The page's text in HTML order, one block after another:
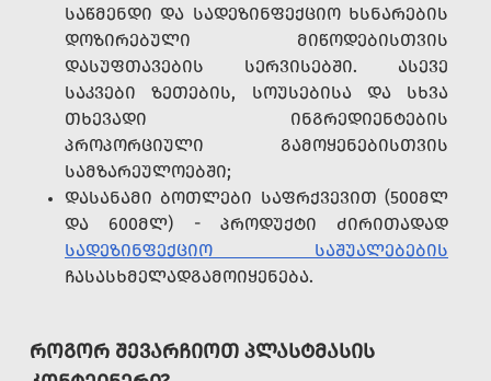
ᲡᲐᲬᲛᲔᲜᲓᲘ ᲓᲐ ᲡᲐᲓᲔᲖᲘᲜᲤᲔᲥᲪᲘᲝ ᲮᲡᲜᲐᲠᲔᲑᲘᲡ
ᲓᲝᲖᲘᲠᲔᲑᲣᲚᲘ ᲛᲘᲬᲝᲓᲔᲑᲘᲡᲗᲕᲘᲡ
ᲓᲐᲡᲣᲤᲗᲐᲕᲔᲑᲘᲡ ᲡᲔᲠᲕᲘᲡᲔᲑᲨᲘ. ᲐᲡᲔᲕᲔ
ᲡᲐᲙᲕᲔᲑᲘ ᲖᲔᲗᲔᲑᲘᲡ, ᲡᲝᲣᲡᲔᲑᲘᲡᲐ ᲓᲐ ᲡᲮᲕᲐ
ᲗᲮᲔᲕᲐᲓᲘ ᲘᲜᲒᲠᲔᲓᲘᲔᲜᲢᲔᲑᲘᲡ
ᲞᲠᲝᲞᲝᲠᲪᲘᲣᲚᲘ ᲒᲐᲛᲝᲧᲔᲜᲔᲑᲘᲡᲗᲕᲘᲡ
ᲡᲐᲛᲖᲐᲠᲔᲣᲚᲝᲔᲑᲨᲘ;
ᲓᲐᲡᲐᲜᲐᲛᲘ ᲑᲝᲗᲚᲔᲑᲘ ᲡᲐᲤᲠᲥᲕᲔᲕᲘᲗ (500ᲛᲚ
ᲓᲐ 600ᲛᲚ) - ᲞᲠᲝᲓᲣᲥᲢᲘ ᲫᲘᲠᲘᲗᲐᲓᲐᲓ
ᲡᲐᲓᲔᲖᲘᲜᲤᲔᲥᲪᲘᲝ ᲡᲐᲨᲣᲐᲚᲔᲑᲔᲑᲘᲡ
ᲩᲐᲡᲐᲡᲮᲛᲔᲚᲐᲓᲒᲐᲛᲝᲘᲧᲔᲜᲔᲑᲐ.
ᲠᲝᲒᲝᲠ ᲨᲔᲕᲐᲠᲩᲘᲝᲗ ᲞᲚᲐᲡᲢᲛᲐᲡᲘᲡ